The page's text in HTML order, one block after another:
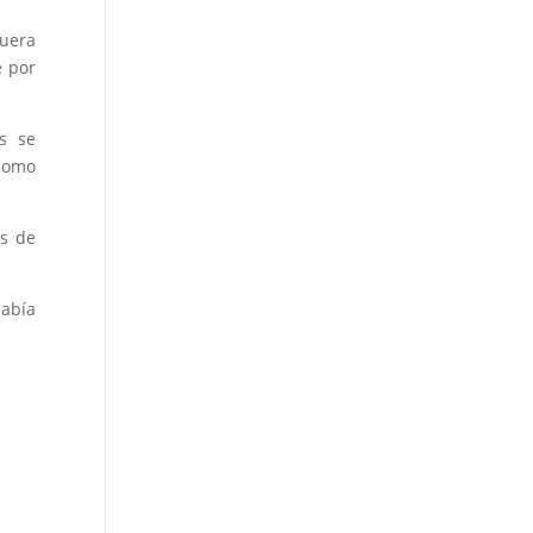
por
se
de